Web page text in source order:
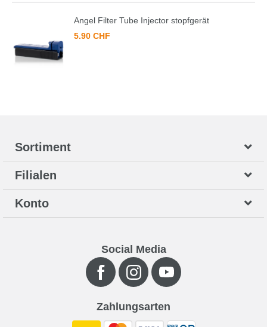
Angel Filter Tube Injector stopfgerät
5.90 CHF
Sortiment
Filialen
Konto
Social Media
Zahlungsarten